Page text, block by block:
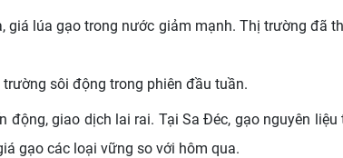
giá lúa gạo trong nước giảm mạnh. Thị trường đã
sôi động trong phiên đầu tuần.
giao dịch lai rai. Tại Sa Đéc, gạo nguyên
gạo các loại vững so với hôm qua.